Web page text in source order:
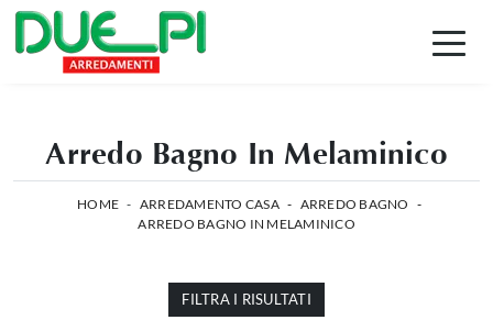
Arredo Bagno In Melaminico
HOME - ARREDAMENTO CASA - ARREDO BAGNO -
ARREDO BAGNO IN MELAMINICO
FILTRA I RISULTATI